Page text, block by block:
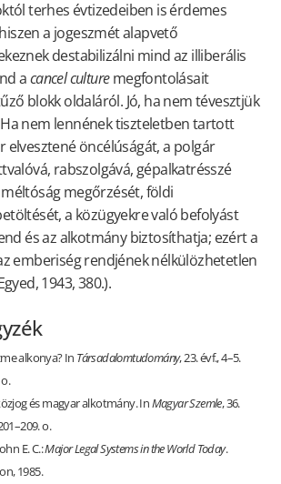
terhes évtizedeiben is érdemes
a jogeszmét alapvető
destabilizálni mind az illiberális
acancel culturemegfontolásait
blokk oldaláról. Jó, ha nem tévesztjük
nem lennének tiszteletben tartott
elvesztené öncélúságát, a polgár
rabszolgává, gépalkatrésszé
megőrzését, földi
a közügyekre való befolyást
és az alkotmány biztosíthatja; ezért a
emberiség rendjének nélkülözhetetlen
1943, 380.).
alkonya? In Társadalomtudomány, 23. évf., 4–5.
és magyar alkotmány. InMagyar Szemle, 36.
o.
E. C.:Major Legal Systems in the World Today.
1985.